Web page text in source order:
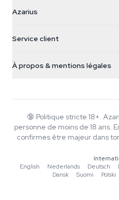
Galvaniweg 11
Nederland
+31(0)204897914
Azarius
Smokeshop
Service client
Politique de retour
Politique de confidentialité
À propos & mentions légales
Wiki
Musique
Normes éditoriales
Outils & Calculateurs
🔞 Politique stricte 18+.
personne de moins de 18 ans.
confirmes être majeur dans
English
·Nederlands ·Deutsch ·
Dansk
·Suomi ·Polski